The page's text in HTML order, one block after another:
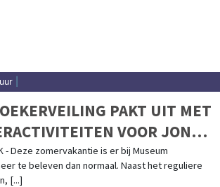
PAKT UIT MET
VOOR JONG
- Deze zomervakantie is er bij Museum
te beleven dan normaal. Naast het reguliere
[...]